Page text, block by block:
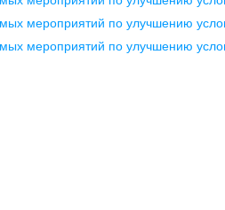
мероприятий по улучшению
мероприятий по улучшению